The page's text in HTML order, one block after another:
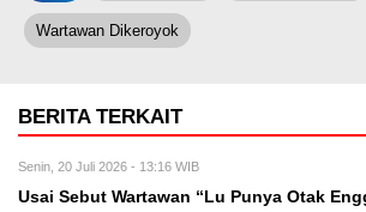
Wartawan Dikeroyok
BERITA TERKAIT
Senin, 20 Juli 2026 - 13:16 WIB
Usai Sebut Wartawan “Lu Punya Otak